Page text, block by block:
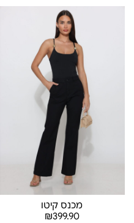
מכנס קיטו
₪399.90